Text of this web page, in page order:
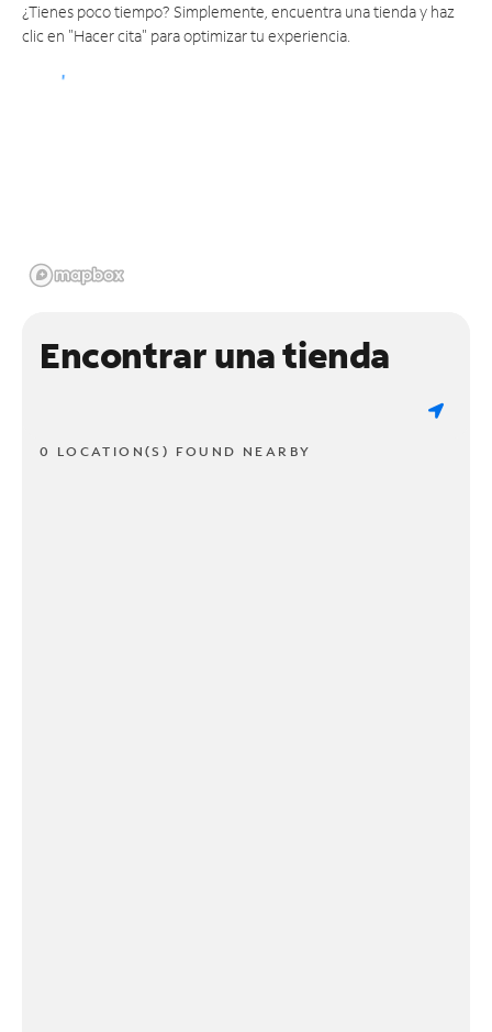
¿Tienes poco tiempo? Simplemente, encuentra una tienda y haz
clic en "Hacer cita" para optimizar tu experiencia.
Encontrar una tienda
0 LOCATION(S) FOUND NEARBY